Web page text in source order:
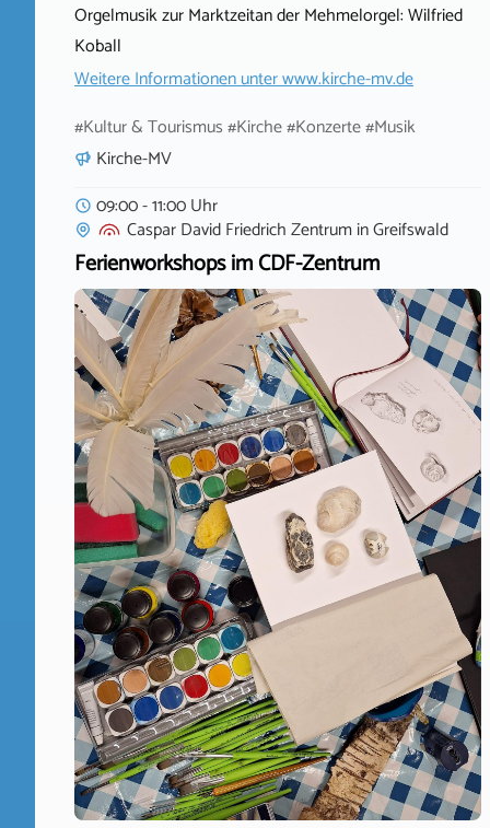
Orgelmusik zur Marktzeitan der Mehmelorgel: Wilfried
Koball
Weitere Informationen unterwww.kirche-mv.de
#Kultur & Tourismus #Kirche #Konzerte #Musik
Kirche-MV
09:00 - 11:00 Uhr
Caspar David Friedrich ZentruminGreifswald
Ferienworkshops im CDF-Zentrum